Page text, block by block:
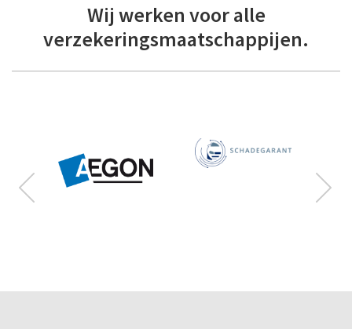
Wij werken voor alle
verzekeringsmaatschappijen.